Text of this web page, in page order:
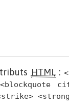
HTML: